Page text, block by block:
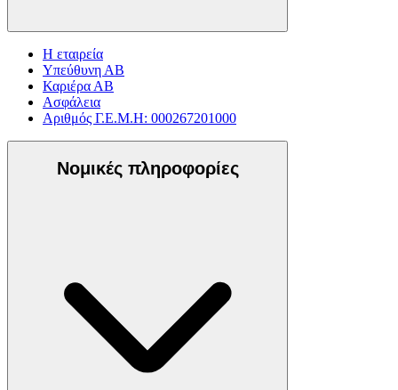
Η εταιρεία
Υπεύθυνη ΑΒ
Καριέρα ΑΒ
Ασφάλεια
Αριθμός Γ.Ε.Μ.Η: 000267201000
Νομικές πληροφορίες